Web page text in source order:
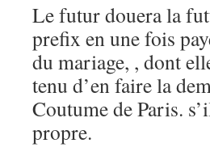
Le futur douera la
prefix en une fois
du mariage, , dont
tenu d’en faire la
Coutume de Paris.
propre.